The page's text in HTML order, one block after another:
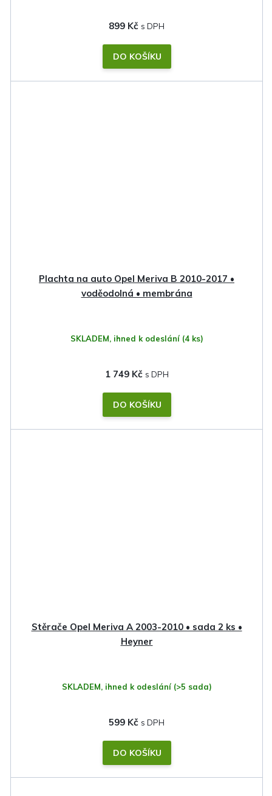
899 Kč
DO KOŠÍKU
Plachta na auto Opel Meriva B 2010-2017 •
voděodolná • membrána
SKLADEM, ihned k odeslání (4 ks)
1 749 Kč
DO KOŠÍKU
Stěrače Opel Meriva A 2003-2010 • sada 2 ks •
Heyner
SKLADEM, ihned k odeslání (>5 sada)
599 Kč
DO KOŠÍKU